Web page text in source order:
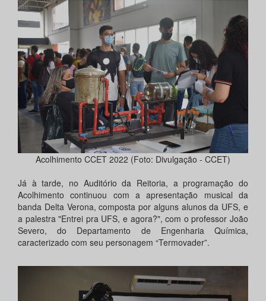
Acolhimento CCET 2022 (Foto: Divulgação - CCET)
Já à tarde, no Auditório da Reitoria, a programação do
Acolhimento continuou com a apresentação musical da
banda Delta Verona, composta por alguns alunos da UFS, e
a palestra "Entrei pra UFS, e agora?", com o professor João
Severo, do Departamento de Engenharia Química,
caracterizado com seu personagem “Termovader”.